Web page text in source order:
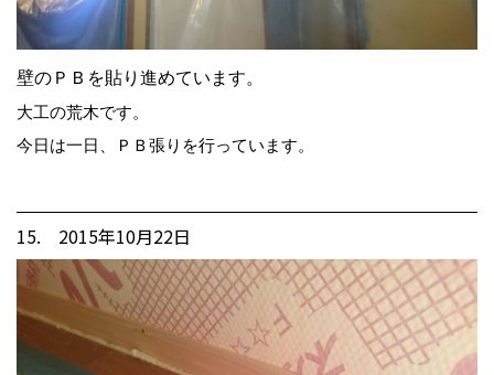
壁のＰＢを貼り進めています。
大工の荒木です。
今日は一日、ＰＢ張りを行っています。
15. 2015年10月22日